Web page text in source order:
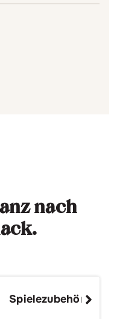
nach
Spielezubehör